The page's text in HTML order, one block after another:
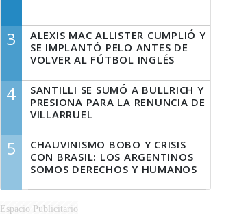
3
ALEXIS MAC ALLISTER CUMPLIÓ Y
SE IMPLANTÓ PELO ANTES DE
VOLVER AL FÚTBOL INGLÉS
4
SANTILLI SE SUMÓ A BULLRICH Y
PRESIONA PARA LA RENUNCIA DE
VILLARRUEL
5
CHAUVINISMO BOBO Y CRISIS
CON BRASIL: LOS ARGENTINOS
SOMOS DERECHOS Y HUMANOS
Espacio Publicitario